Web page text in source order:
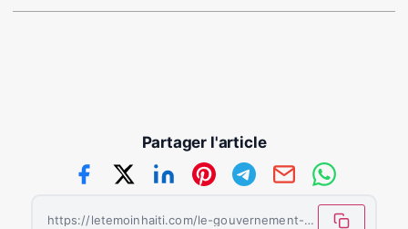
Partager l'article
https://letemoinhaiti.com/le-gouvernement-s-attaque-a-l-insecurite-alimentaire/